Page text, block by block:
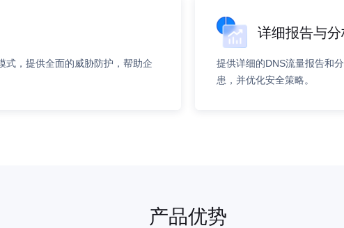
式，提供全面的威胁防护，帮助企
详细报告与分
提供详细的DNS流量报告和
患，并优化安全策略。
产品优势